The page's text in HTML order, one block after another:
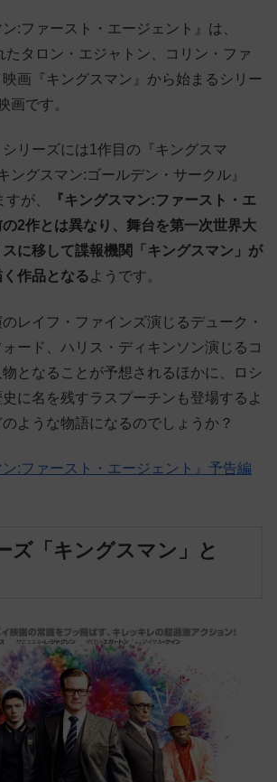
:ファースト・エージェント』は、
たタロン・エジャトン、コリン・ファ
画『キングスマン』から始まるシリー
画です。
シリーズには1作目の『キングスマ
ングスマン:ゴールデン・サークル』
が、
『キングスマン:ファースト・エ
2作とは異なり、舞台を第一次世界大
に移して諜報機関「キングスマン」が
作品となる ようです。
レイフ・ファインズ演じるデューク・
ード、ハリス・ディキンソン演じるコ
となることが予想されるほかに、ロシ
に名を残すラスプーチンも登場するよ
ような物語になるのでしょうか？
:ファースト・エージェント』予告編
ズ「キングスマン」と